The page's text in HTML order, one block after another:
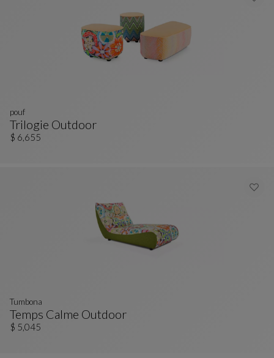
Trilogie Outdoor
Pouf
Ver Descripción Completa
pouf
$ 6,655
Temps Calme Outdoor
Tumbona
Ver Descripción Completa
Tumbona
$ 5,045